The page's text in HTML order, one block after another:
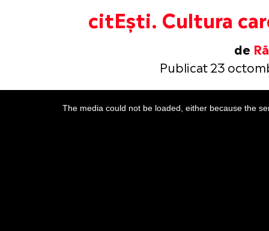
citEști. Cultura
de
Publicat 23
The media could not be loaded, either because the